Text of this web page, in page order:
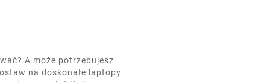
A może potrzebujesz
na doskonałe laptopy